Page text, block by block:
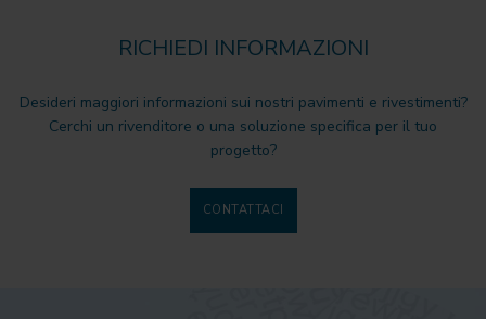
RICHIEDI INFORMAZIONI
Desideri maggiori informazioni sui nostri pavimenti e rivestimenti?
Cerchi un rivenditore o una soluzione specifica per il tuo
progetto?
CONTATTACI